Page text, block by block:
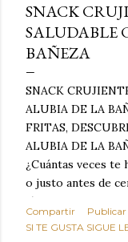
SNACK
SALUDABLE
BAÑEZA
SNACK
ALUBIA DE LA
FRITAS,
ALUBIA DE LA
¿Cuántas veces te
o justo antes de
típicas patatas de
ultraprocesados
Compartir
SI TE GUSTA SIGUE